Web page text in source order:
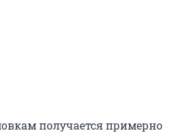
получается примерно